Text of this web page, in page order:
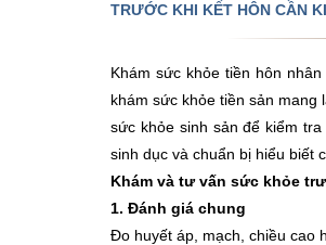
TRƯỚC KHI KẾT HÔN CẦN
Khám sức khỏe tiền hôn
khám sức khỏe tiền sản
sức khỏe sinh sản để kiểm
sinh dục và chuẩn bị hiểu biết
Khám và tư vấn sức khỏe
1. Đánh giá chung
Đo huyết áp, mạch, chiều cao